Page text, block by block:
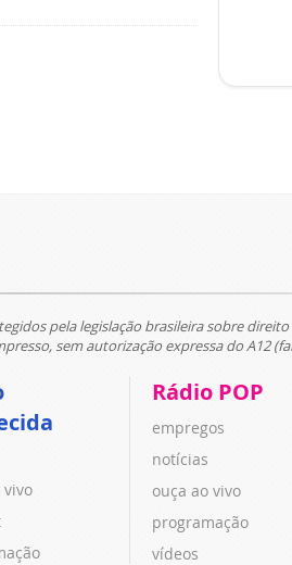
pela legislação brasileira sobre
sem autorização expressa do A12
vivo
Rádio POP
empregos
notícias
ouça ao vivo
programação
vídeos